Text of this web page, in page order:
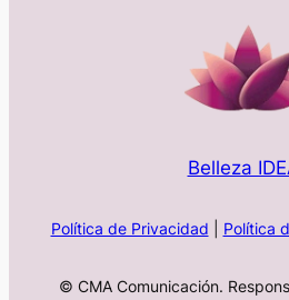
Belleza
Política de Privacidad Política
© CMA Comunicación.